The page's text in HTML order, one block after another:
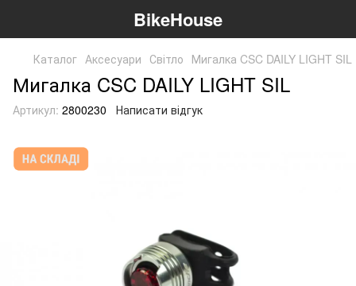
BikeHouse
Каталог Аксесуари Світло Мигалка CSC DAILY LIGHT SIL
Мигалка CSC DAILY LIGHT SIL
Артикул: 2800230 Написати відгук